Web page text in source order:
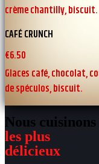
crème chantilly, biscuit.
CAFÉ CRUNCH
€6.50
Glaces café, chocolat,
de spéculos, biscuit.
Nous
les plus
délicieux